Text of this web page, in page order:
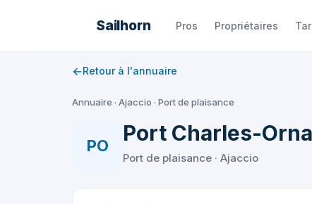
Sailhorn Pros Propriétaires
←Retour à l'annuaire
Annuaire · Ajaccio · Port de plaisance
PO Port Charles-
Port de plaisance · Ajaccio